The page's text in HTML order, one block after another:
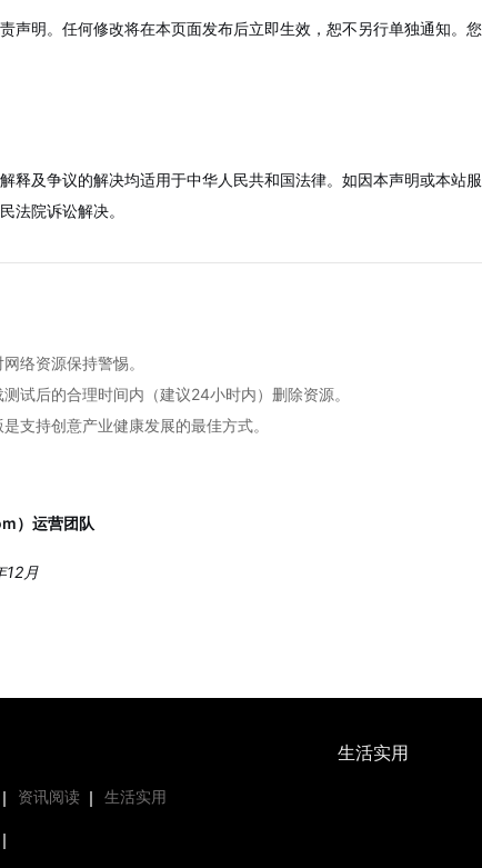
声明。任何修改将在本页面发布后立即生效，恕不另行单独通知
释及争议的解决均适用于中华人民共和国法律。如因本声明或本
法院诉讼解决。
网络资源保持警惕。
测试后的合理时间内（建议24小时内）删除资源。
是支持创意产业健康发展的最佳方式。
）运营团队
12月
资讯阅读 生活实用
生活实用